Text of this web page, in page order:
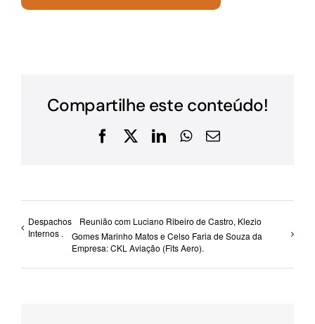
Compartilhe este conteúdo!
Facebook
X LinkedInWhatsApp
E-
Despachos
Internos .
Reunião com Luciano Ribeiro de Castro, Klezio
Gomes Marinho Matos e Celso Faria de Souza da
Empresa: CKL Aviação (Fits Aero).